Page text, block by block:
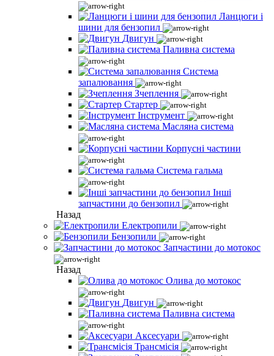
Ланцюги і
шини для бензопил
Двигун
Паливна система
Система
запалювання
Зчеплення
Стартер
Інструмент
Масляна система
Корпусні частини
Система гальма
Інші
запчастини до бензопил
Назад
Електропили
Бензопили
Запчастини до мотокос
Назад
Олива до мотокос
Двигун
Паливна система
Аксесуари
Трансмісія